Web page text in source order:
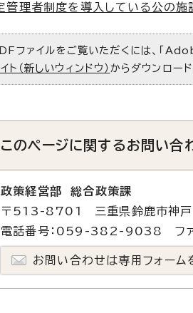
管理者制度を導入している公の施
ファイルをご覧いただくには、「
ト（新しいウィンドウ） からダウンロード
このページに関するお問い合
政策経営部 総合政策課
〒513-8701 三重県鈴鹿市神戸
電話番号：059-382-9038 フ
お問い合わせは専用フォーム